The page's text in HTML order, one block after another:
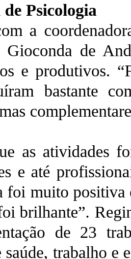
Psicologia
a
Gioconda de
e produtivos.
bastante
as atividades
e até
foi muito
brilhante”.
de 23
trabalho e